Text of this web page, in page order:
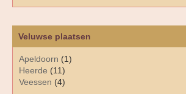
Veluwse plaatsen
Apeldoorn (1)
Heerde (11)
Veessen (4)